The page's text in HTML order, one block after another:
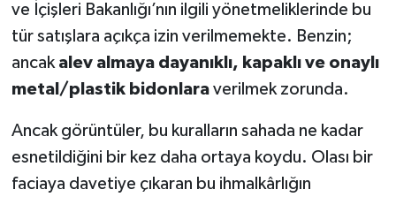
ve İçişleri Bakanlığı’nın ilgili yönetmeliklerinde bu
tür satışlara açıkça izin verilmemekte. Benzin;
ancak alev almaya dayanıklı, kapaklı ve onaylı
metal/plastik bidonlaraverilmek zorunda.
Ancak görüntüler, bu kuralların sahada ne kadar
esnetildiğini bir kez daha ortaya koydu. Olası bir
faciaya davetiye çıkaran bu ihmalkârlığın